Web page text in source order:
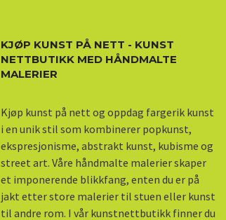
KJØP KUNST PÅ NETT - KUNST
NETTBUTIKK MED HÅNDMALTE
MALERIER
Kjøp kunst på nett og oppdag fargerik kunst
i en unik stil som kombinerer popkunst,
ekspresjonisme, abstrakt kunst, kubisme og
street art. Våre håndmalte malerier skaper
et imponerende blikkfang, enten du er på
jakt etter store malerier til stuen eller kunst
til andre rom. I vår kunstnettbutikk finner du